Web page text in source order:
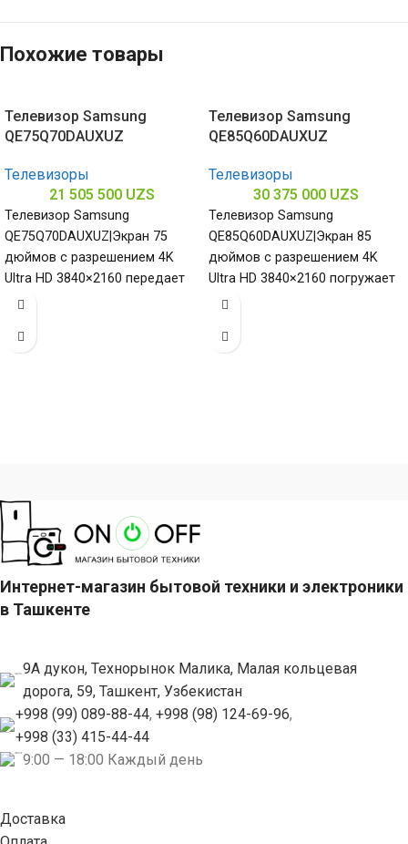
Похожие товары
Телевизор Samsung
QE75Q70DAUXUZ
Телевизоры
21 505 500 UZS
Телевизор Samsung
QE75Q70DAUXUZ|Экран 75
дюймов с разрешением 4K
Ultra HD 3840×2160 передает
каждую сцену с невероятной
масштаб и
Телевизор Samsung
QE85Q60DAUXUZ
Телевизоры
30 375 000 UZS
Телевизор Samsung
QE85Q60DAUXUZ|Экран 85
дюймов с разрешением 4K
Ultra HD 3840×2160 погружает
в мир ярких красок и деталей
Интернет-магазин бытовой техники и электроники
в Ташкенте
9А дукон, Технорынок Малика, Малая кольцевая
дорога, 59, Ташкент, Узбекистан
+998 (99) 089-88-44, +998 (98) 124-69-96,
+998 (33) 415-44-44
9:00 — 18:00 Каждый день
Доставка